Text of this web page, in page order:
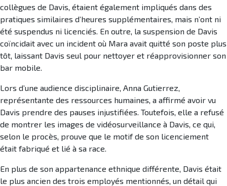
collègues de Davis, étaient également impliqués dans des
pratiques similaires d’heures supplémentaires, mais n’ont ni
été suspendus ni licenciés. En outre, la suspension de Davis
coïncidait avec un incident où Mara avait quitté son poste plus
tôt, laissant Davis seul pour nettoyer et réapprovisionner son
bar mobile.
Lors d’une audience disciplinaire, Anna Gutierrez,
représentante des ressources humaines, a affirmé avoir vu
Davis prendre des pauses injustifiées. Toutefois, elle a refusé
de montrer les images de vidéosurveillance à Davis, ce qui,
selon le procès, prouve que le motif de son licenciement
était fabriqué et lié à sa race.
En plus de son appartenance ethnique différente, Davis était
le plus ancien des trois employés mentionnés, un détail qui